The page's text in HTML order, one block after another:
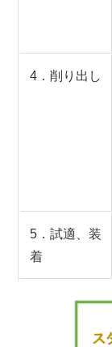
4．削り出し
5．試適、装
着